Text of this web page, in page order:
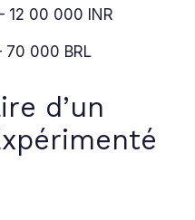
12 00 000 INR
70 000 BRL
d’un